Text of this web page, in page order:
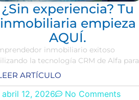
¿Sin experiencia? Tu
inmobiliaria empieza
AQUÍ.
inmobiliario exitoso
la tecnología CRM de Alfa para
ARTÍCULO
abril 12, 2026 No Comments